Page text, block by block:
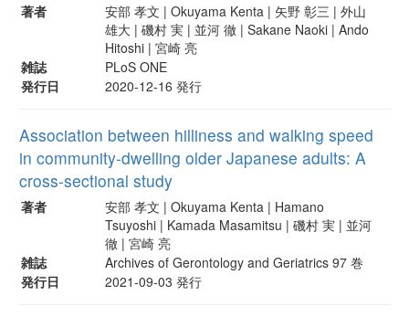
著者
安部 孝文 | Okuyama Kenta | 矢野 彰三 | 外山
雄大 | 磯村 実 | 並河 徹 | Sakane Naoki | Ando
Hitoshi | 宮崎 亮
雑誌
PLoS ONE
発行日
2020-12-16 発行
Association between hilliness and walking speed
in community-dwelling older Japanese adults: A
cross-sectional study
著者
安部 孝文 | Okuyama Kenta | Hamano
Tsuyoshi | Kamada Masamitsu | 磯村 実 | 並河
徹 | 宮崎 亮
雑誌
Archives of Gerontology and Geriatrics 97 巻
発行日
2021-09-03 発行